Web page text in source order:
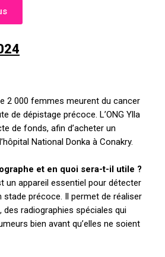
2 000 femmes meurent du cancer
de dépistage précoce. L’ONG Ylla
de fonds, afin d’acheter un
National Donka à Conakry.
et en quoi sera-t-il utile ?
un appareil essentiel pour détecter
stade précoce. Il permet de réaliser
radiographies spéciales qui
bien avant qu’elles ne soient